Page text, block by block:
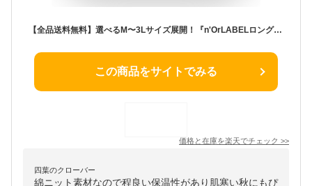
【全品送料無料】選べるM〜3Lサイズ展開！『n'OrLABELロングカーディガン』[メンズ 長袖 ロング カーディガン トップス ニット シンプル 着回し 羽織り ユニセックス 綿ニットシリーズ]【メール便不可】
この商品をサイトでみる
価格と在庫を楽天でチェック >>
四葉のクローバー
綿ニット素材なので程良い保温性があり肌寒い秋にもぴ